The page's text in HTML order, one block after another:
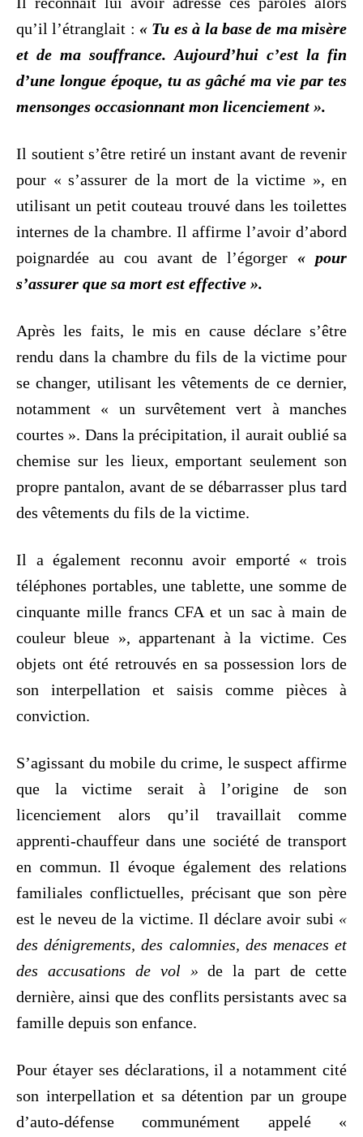
qu’il l’étranglait :« Tu es à la base de ma misère
et de ma souffrance. Aujourd’hui c’est la fin
d’une longue époque, tu as gâché ma vie par tes
mensonges occasionnant mon licenciement ».
Il soutient s’être retiré un instant avant de revenir
pour « s’assurer de la mort de la victime », en
utilisant un petit couteau trouvé dans les toilettes
internes de la chambre. Il affirme l’avoir d’abord
poignardée au cou avant de l’égorger« pour
s’assurer que sa mort est effective ».
Après les faits, le mis en cause déclare s’être
rendu dans la chambre du fils de la victime pour
se changer, utilisant les vêtements de ce dernier,
notamment « un survêtement vert à manches
courtes ». Dans la précipitation, il aurait oublié sa
chemise sur les lieux, emportant seulement son
propre pantalon, avant de se débarrasser plus tard
des vêtements du fils de la victime.
Il a également reconnu avoir emporté « trois
téléphones portables, une tablette, une somme de
cinquante mille francs CFA et un sac à main de
couleur bleue », appartenant à la victime. Ces
objets ont été retrouvés en sa possession lors de
son interpellation et saisis comme pièces à
conviction.
S’agissant du mobile du crime, le suspect affirme
que la victime serait à l’origine de son
licenciement alors qu’il travaillait comme
apprenti-chauffeur dans une société de transport
en commun. Il évoque également des relations
familiales conflictuelles, précisant que son père
est le neveu de la victime. Il déclare avoir subi «
des dénigrements, des calomnies, des menaces et
des accusations de vol »de la part de cette
dernière, ainsi que des conflits persistants avec sa
famille depuis son enfance.
Pour étayer ses déclarations, il a notamment cité
son interpellation et sa détention par un groupe
d’auto-défense communément appelé «